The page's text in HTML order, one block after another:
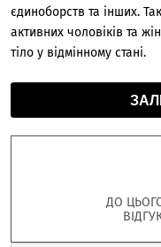
єдиноборств та інших.
активних чоловіків та
тіло у відмінному стані.
ДО